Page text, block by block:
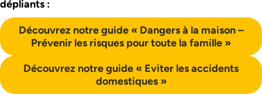
dépliants :
Découvrez notre guide « Dangers à la maison –
Prévenir les risques pour toute la famille »
Découvrez notre guide « Eviter les accidents
domestiques »